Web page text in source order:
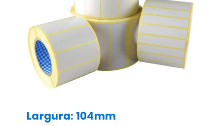
Largura: 104mm